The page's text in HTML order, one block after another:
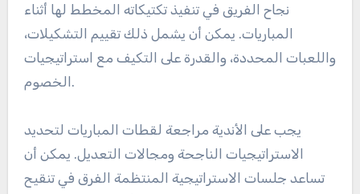
نجاح الفريق في تنفيذ تكتيكاته المخطط لها أثناء
المباريات. يمكن أن يشمل ذلك تقييم التشكيلات،
واللعبات المحددة، والقدرة على التكيف مع استراتيجيات
الخصوم.
يجب على الأندية مراجعة لقطات المباريات لتحديد
الاستراتيجيات الناجحة ومجالات التعديل. يمكن أن
تساعد جلسات الاستراتيجية المنتظمة الفرق في تنقيح